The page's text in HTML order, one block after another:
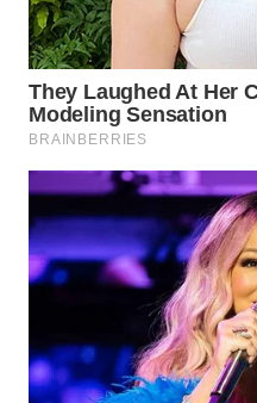
WN
SUKABUMI
WN
PURWAKARTA
WN
PRIANGAN
TIMUR
WN